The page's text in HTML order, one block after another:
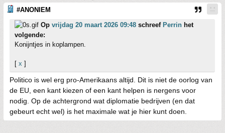
#ANONIEM
Op vrijdag 20 maart 2026 09:48 schreef Perrin het
volgende:
Konijntjes in koplampen.
[ x ]
Politico is wel erg pro-Amerikaans altijd. Dit is niet de oorlog van
de EU, een kant kiezen of een kant helpen is nergens voor
nodig. Op de achtergrond wat diplomatie bedrijven (en dat
gebeurt echt wel) is het maximale wat je hier kunt doen.